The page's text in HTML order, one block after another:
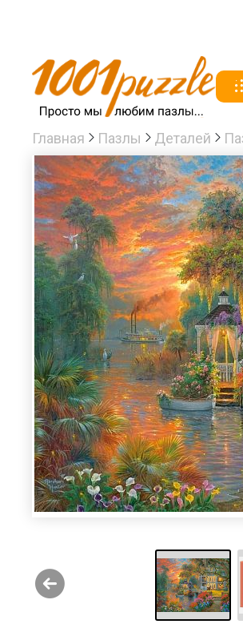
Главная Пазлы Деталей